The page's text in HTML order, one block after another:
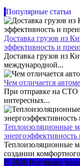
Популярные статьи
Доставка грузов из
эффективность и
Доставка грузов из
международной...
Чем отличается
При отправке на СТО
интересных...
Теплоизоляционные
энергоэффективность
Теплоизоляционные
создании
© 2026 Все права